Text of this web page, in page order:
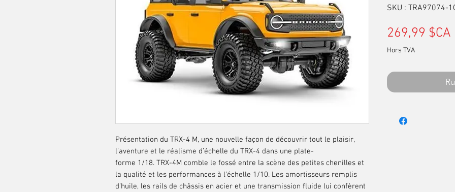
Présentation du TRX-4 M, une nouvelle façon de découvrir tout le plaisir,
l’aventure et le réalisme d’échelle du TRX-4 dans une plate-
forme 1/18. TRX-4M comble le fossé entre la scène des petites chenilles et
la qualité et les performances à l’échelle 1/10. Les amortisseurs remplis
d’huile, les rails de châssis en acier et une transmission fluide lui confèrent
SKU : TRA97074-
269,99 $CA
Hors TVA